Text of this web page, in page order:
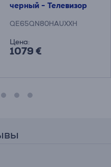
черный - Телевизор
QE65QN80HAUXXH
Цена:
1079 €